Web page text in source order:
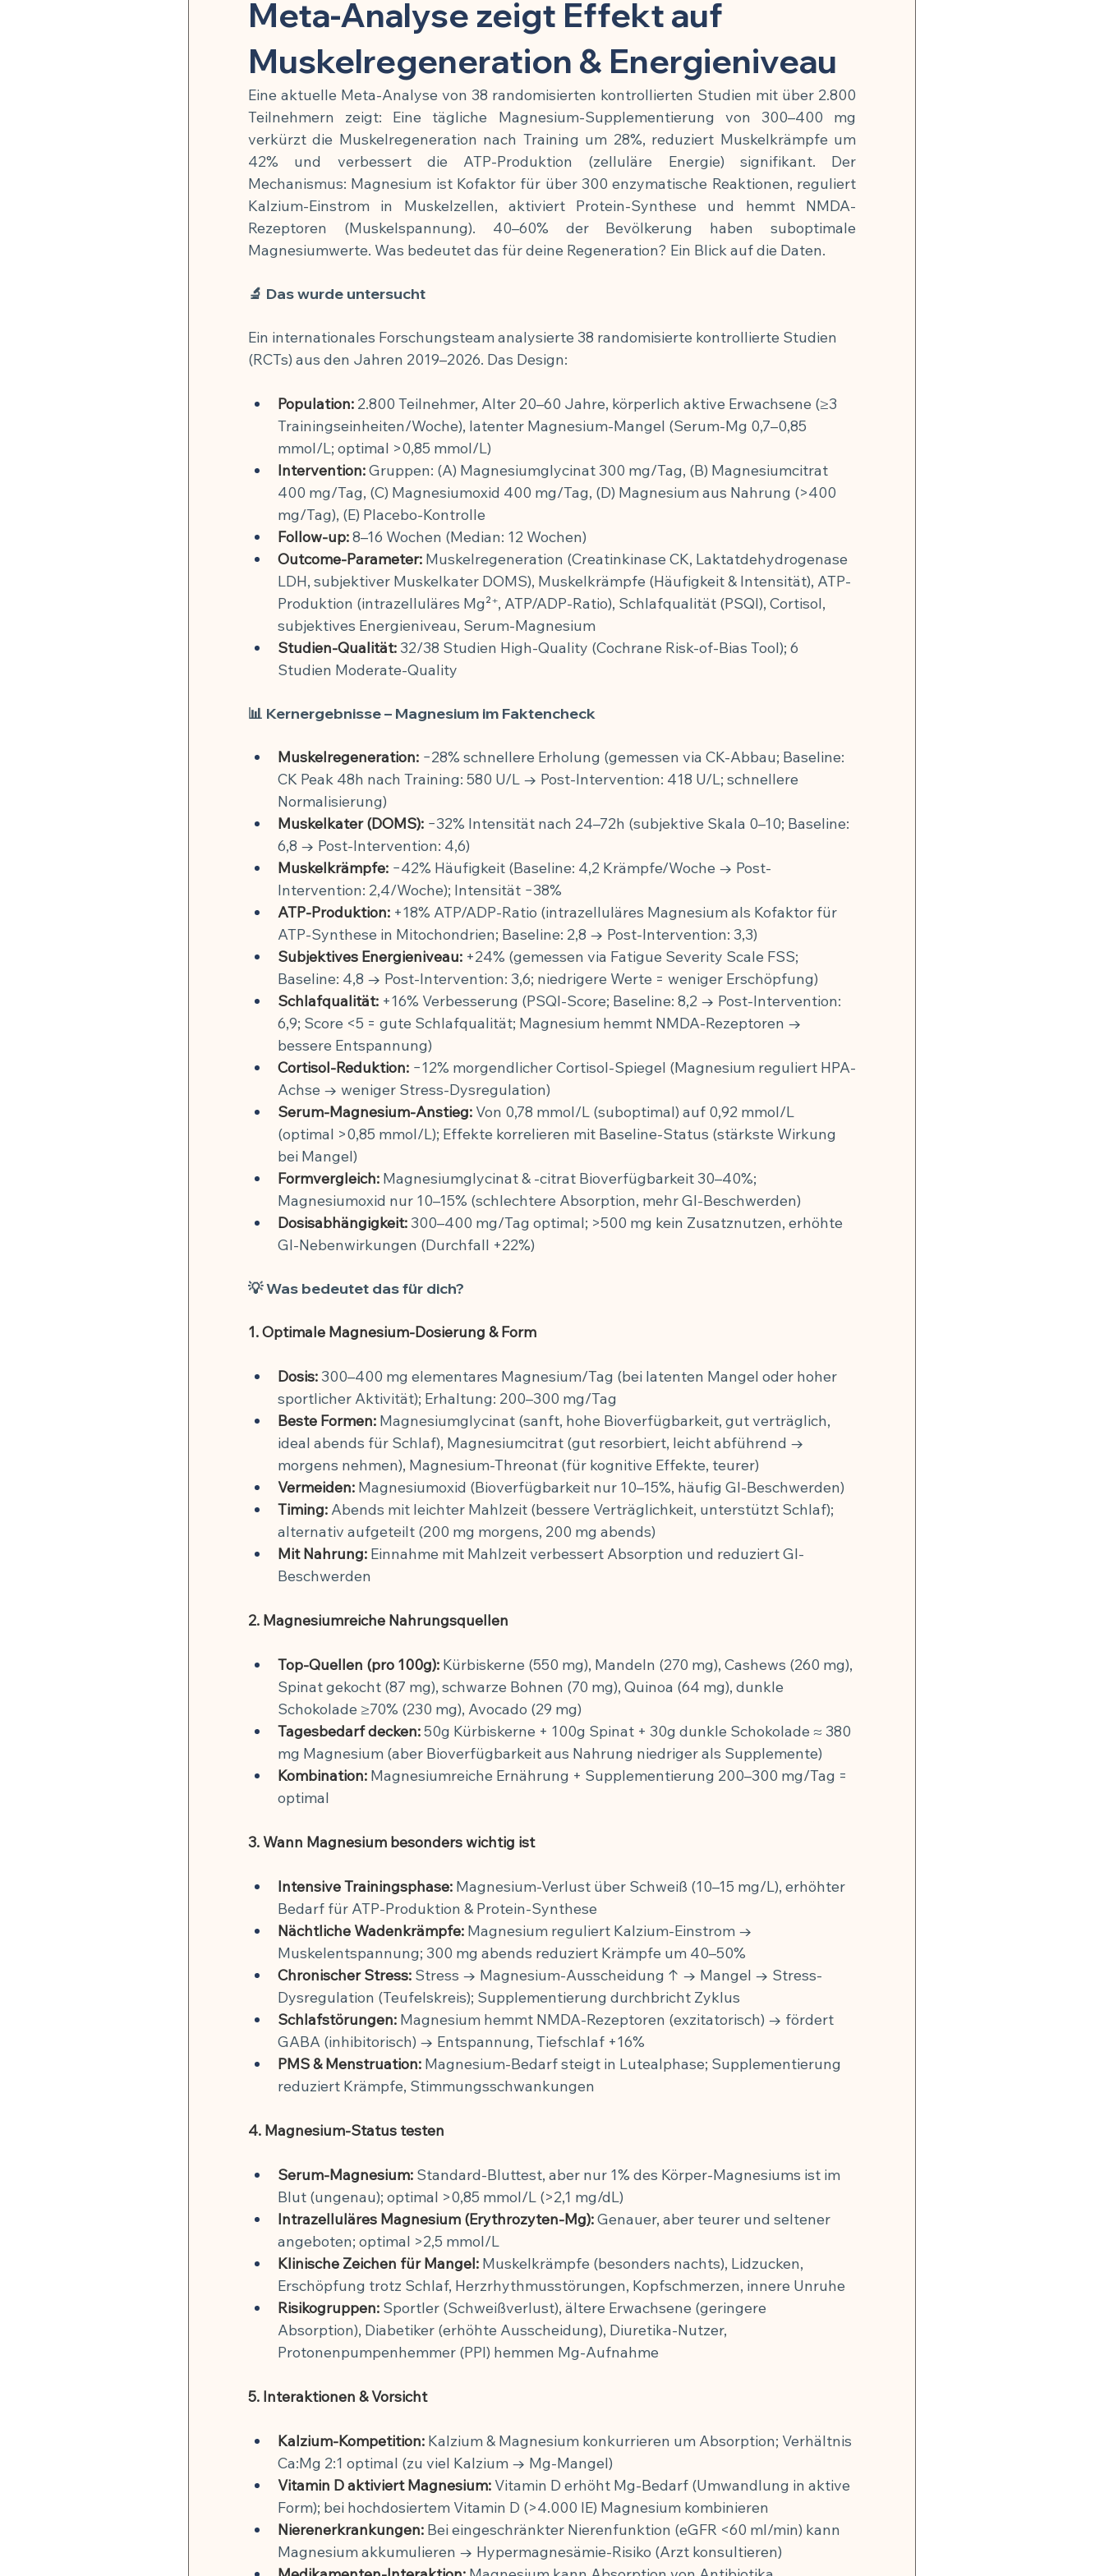
Mikrobiom & Parasiten Chronisch-entzündliche Erkrankungen Zellbiologie & Langlebigkeit
Neurobiologie & mentale Gesundheit Schmerzmittel & Entzündungshemmung Gehirn, Nerven & mentale Gesundheit
Stoffwechsel & Energie Krafttraining & Muskelaufbau Ernährung & Zellgesundheit
🍽️ Rezepte für Darmheilung 🍽️ Rezepte für Energie & Leistung 🍽️ Rezepte für Schlafqualität
🍽️ Rezepte für Zellverjüngung
Meta-Analyse zeigt Effekt auf
Muskelregeneration & Energieniveau
Eine aktuelle Meta-Analyse von 38 randomisierten kontrollierten Studien mit über 2.800
Teilnehmern zeigt: Eine tägliche Magnesium-Supplementierung von 300–400 mg
verkürzt die Muskelregeneration nach Training um 28%, reduziert Muskelkrämpfe um
42% und verbessert die ATP-Produktion (zelluläre Energie) signifikant. Der
Mechanismus: Magnesium ist Kofaktor für über 300 enzymatische Reaktionen, reguliert
Kalzium-Einstrom in Muskelzellen, aktiviert Protein-Synthese und hemmt NMDA-
Rezeptoren (Muskelspannung). 40–60% der Bevölkerung haben suboptimale
Magnesiumwerte. Was bedeutet das für deine Regeneration? Ein Blick auf die Daten.
🔬 Das wurde untersucht
Ein internationales Forschungsteam analysierte 38 randomisierte kontrollierte Studien
(RCTs) aus den Jahren 2019–2026. Das Design:
Population: 2.800 Teilnehmer, Alter 20–60 Jahre, körperlich aktive Erwachsene (≥3
Trainingseinheiten/Woche), latenter Magnesium-Mangel (Serum-Mg 0,7–0,85
mmol/L; optimal >0,85 mmol/L)
Intervention: Gruppen: (A) Magnesiumglycinat 300 mg/Tag, (B) Magnesiumcitrat
400 mg/Tag, (C) Magnesiumoxid 400 mg/Tag, (D) Magnesium aus Nahrung (>400
mg/Tag), (E) Placebo-Kontrolle
Follow-up: 8–16 Wochen (Median: 12 Wochen)
Outcome-Parameter: Muskelregeneration (Creatinkinase CK, Laktatdehydrogenase
LDH, subjektiver Muskelkater DOMS), Muskelkrämpfe (Häufigkeit & Intensität), ATP-
Produktion (intrazelluläres Mg²⁺, ATP/ADP-Ratio), Schlafqualität (PSQI), Cortisol,
subjektives Energieniveau, Serum-Magnesium
Studien-Qualität: 32/38 Studien High-Quality (Cochrane Risk-of-Bias Tool); 6
Studien Moderate-Quality
📊 Kernergebnisse – Magnesium im Faktencheck
Muskelregeneration: −28% schnellere Erholung (gemessen via CK-Abbau; Baseline:
CK Peak 48h nach Training: 580 U/L → Post-Intervention: 418 U/L; schnellere
Normalisierung)
Muskelkater (DOMS): −32% Intensität nach 24–72h (subjektive Skala 0–10; Baseline:
6,8 → Post-Intervention: 4,6)
Muskelkrämpfe: −42% Häufigkeit (Baseline: 4,2 Krämpfe/Woche → Post-
Intervention: 2,4/Woche); Intensität −38%
ATP-Produktion: +18% ATP/ADP-Ratio (intrazelluläres Magnesium als Kofaktor für
ATP-Synthese in Mitochondrien; Baseline: 2,8 → Post-Intervention: 3,3)
Subjektives Energieniveau: +24% (gemessen via Fatigue Severity Scale FSS;
Baseline: 4,8 → Post-Intervention: 3,6; niedrigere Werte = weniger Erschöpfung)
Schlafqualität: +16% Verbesserung (PSQI-Score; Baseline: 8,2 → Post-Intervention:
6,9; Score <5 = gute Schlafqualität; Magnesium hemmt NMDA-Rezeptoren →
bessere Entspannung)
Cortisol-Reduktion: −12% morgendlicher Cortisol-Spiegel (Magnesium reguliert HPA-
Achse → weniger Stress-Dysregulation)
Serum-Magnesium-Anstieg: Von 0,78 mmol/L (suboptimal) auf 0,92 mmol/L
(optimal >0,85 mmol/L); Effekte korrelieren mit Baseline-Status (stärkste Wirkung
bei Mangel)
Formvergleich: Magnesiumglycinat & -citrat Bioverfügbarkeit 30–40%;
Magnesiumoxid nur 10–15% (schlechtere Absorption, mehr GI-Beschwerden)
Dosisabhängigkeit: 300–400 mg/Tag optimal; >500 mg kein Zusatznutzen, erhöhte
GI-Nebenwirkungen (Durchfall +22%)
💡 Was bedeutet das für dich?
1. Optimale Magnesium-Dosierung & Form
Dosis: 300–400 mg elementares Magnesium/Tag (bei latenten Mangel oder hoher
sportlicher Aktivität); Erhaltung: 200–300 mg/Tag
Beste Formen: Magnesiumglycinat (sanft, hohe Bioverfügbarkeit, gut verträglich,
ideal abends für Schlaf), Magnesiumcitrat (gut resorbiert, leicht abführend →
morgens nehmen), Magnesium-Threonat (für kognitive Effekte, teurer)
Vermeiden: Magnesiumoxid (Bioverfügbarkeit nur 10–15%, häufig GI-Beschwerden)
Timing: Abends mit leichter Mahlzeit (bessere Verträglichkeit, unterstützt Schlaf);
alternativ aufgeteilt (200 mg morgens, 200 mg abends)
Mit Nahrung: Einnahme mit Mahlzeit verbessert Absorption und reduziert GI-
Beschwerden
2. Magnesiumreiche Nahrungsquellen
Top-Quellen (pro 100g): Kürbiskerne (550 mg), Mandeln (270 mg), Cashews (260 mg),
Spinat gekocht (87 mg), schwarze Bohnen (70 mg), Quinoa (64 mg), dunkle
Schokolade ≥70% (230 mg), Avocado (29 mg)
Tagesbedarf decken: 50g Kürbiskerne + 100g Spinat + 30g dunkle Schokolade ≈ 380
mg Magnesium (aber Bioverfügbarkeit aus Nahrung niedriger als Supplemente)
Kombination: Magnesiumreiche Ernährung + Supplementierung 200–300 mg/Tag =
optimal
3. Wann Magnesium besonders wichtig ist
Intensive Trainingsphase: Magnesium-Verlust über Schweiß (10–15 mg/L), erhöhter
Bedarf für ATP-Produktion & Protein-Synthese
Nächtliche Wadenkrämpfe: Magnesium reguliert Kalzium-Einstrom →
Muskelentspannung; 300 mg abends reduziert Krämpfe um 40–50%
Chronischer Stress: Stress → Magnesium-Ausscheidung ↑ → Mangel → Stress-
Dysregulation (Teufelskreis); Supplementierung durchbricht Zyklus
Schlafstörungen: Magnesium hemmt NMDA-Rezeptoren (exzitatorisch) → fördert
GABA (inhibitorisch) → Entspannung, Tiefschlaf +16%
PMS & Menstruation: Magnesium-Bedarf steigt in Lutealphase; Supplementierung
reduziert Krämpfe, Stimmungsschwankungen
4. Magnesium-Status testen
Serum-Magnesium: Standard-Bluttest, aber nur 1% des Körper-Magnesiums ist im
Blut (ungenau); optimal >0,85 mmol/L (>2,1 mg/dL)
Intrazelluläres Magnesium (Erythrozyten-Mg): Genauer, aber teurer und seltener
angeboten; optimal >2,5 mmol/L
Klinische Zeichen für Mangel: Muskelkrämpfe (besonders nachts), Lidzucken,
Erschöpfung trotz Schlaf, Herzrhythmusstörungen, Kopfschmerzen, innere Unruhe
Risikogruppen: Sportler (Schweißverlust), ältere Erwachsene (geringere
Absorption), Diabetiker (erhöhte Ausscheidung), Diuretika-Nutzer,
Protonenpumpenhemmer (PPI) hemmen Mg-Aufnahme
5. Interaktionen & Vorsicht
Kalzium-Kompetition: Kalzium & Magnesium konkurrieren um Absorption; Verhältnis
Ca:Mg 2:1 optimal (zu viel Kalzium → Mg-Mangel)
Vitamin D aktiviert Magnesium: Vitamin D erhöht Mg-Bedarf (Umwandlung in aktive
Form); bei hochdosiertem Vitamin D (>4.000 IE) Magnesium kombinieren
Nierenerkrankungen: Bei eingeschränkter Nierenfunktion (eGFR <60 ml/min) kann
Magnesium akkumulieren → Hypermagnesämie-Risiko (Arzt konsultieren)